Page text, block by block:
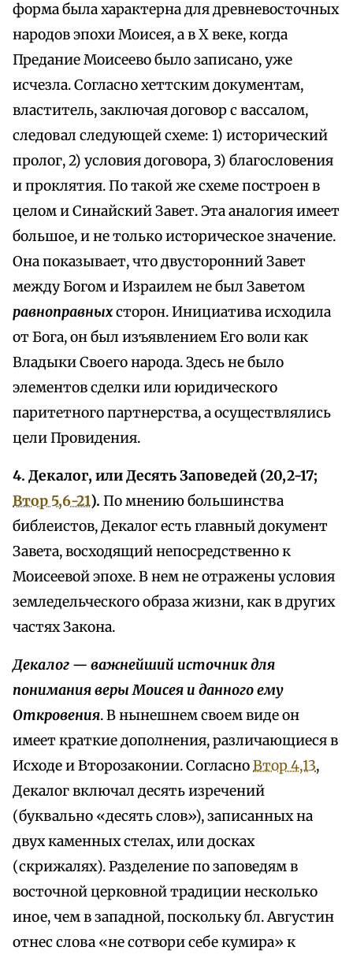
форма была характерна для древневосточных
народов эпохи Моисея, а в Х веке, когда
Предание Моисеево было записано, уже
исчезла. Согласно хеттским документам,
властитель, заключая договор с вассалом,
следовал следующей схеме: 1) исторический
пролог, 2) условия договора, 3) благословения
и проклятия. По такой же схеме построен в
целом и Синайский Завет. Эта аналогия имеет
большое, и не только историческое значение.
Она показывает, что двусторонний Завет
между Богом и Израилем не был Заветом
равноправныхсторон. Инициатива исходила
от Бога, он был изъявлением Его воли как
Владыки Своего народа. Здесь не было
элементов сделки или юридического
паритетного партнерства, а осуществлялись
цели Провидения.
4. Декалог, или Десять Заповедей (20,2-17;
Втор 5,6-21). По мнению большинства
библеистов, Декалог есть главный документ
Завета, восходящий непосредственно к
Моисеевой эпохе. В нем не отражены условия
земледельческого образа жизни, как в других
частях Закона.
Декалог — важнейший источник для
понимания веры Моисея и данного ему
Откровения. В нынешнем своем виде он
имеет краткие дополнения, различающиеся в
Исходе и Второзаконии. СогласноВтор 4,13,
Декалог включал десять изречений
(буквально «десять слов»), записанных на
двух каменных стелах, или досках
(скрижалях). Разделение по заповедям в
восточной церковной традиции несколько
иное, чем в западной, поскольку бл. Августин
отнес слова «не сотвори себе кумира» к